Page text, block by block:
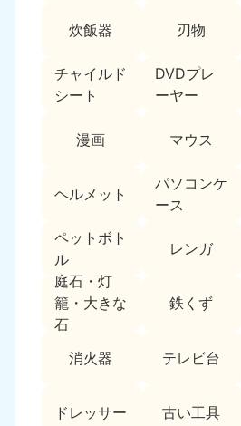
炊飯器 刃物
チャイルド
シート
DVDプレ
ーヤー
漫画 マウス
ヘルメット
パソコンケ
ース
ペットボト
ル
レンガ
庭石・灯
籠・大きな
石
鉄くず
消火器 テレビ台
ドレッサー 古い工具
奈良県
050-1881-5249
滋賀県
9:00〜19:00 年中無休
050-1881-5248
中国
岡山県
050-1881-5146
9:00〜19:00 年中無休
9:00〜19:00 年中無休